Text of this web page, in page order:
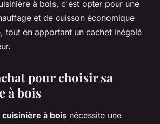
à bois, c'est opter pour une
et de cuisson économique
tout en apportant un cachet inégalé
pour choisir sa
à bois
cuisinière à bois nécessite une